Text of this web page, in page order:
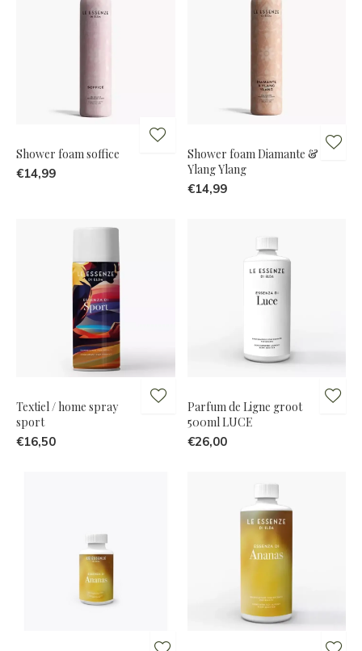
Shower foam soffice
€14,99
Shower foam Diamante &
Ylang Ylang
€14,99
Textiel / home spray
sport
€16,50
Parfum de Ligne groot
500ml LUCE
€26,00